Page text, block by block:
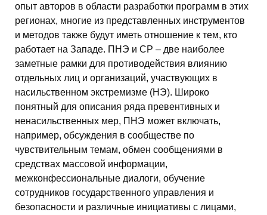
опыт авторов в области разработки программ в этих
регионах, многие из представленных инструментов
и методов также будут иметь отношение к тем, кто
работает на Западе. ПНЭ и СР – две наиболее
заметные рамки для противодействия влиянию
отдельных лиц и организаций, участвующих в
насильственном экстремизме (НЭ). Широко
понятный для описания ряда превентивных и
ненасильственных мер, ПНЭ может включать,
например, обсуждения в сообществе по
чувствительным темам, обмен сообщениями в
средствах массовой информации,
межконфессиональные диалоги, обучение
сотрудников государственного управления и
безопасности и различные инициативы с лицами,